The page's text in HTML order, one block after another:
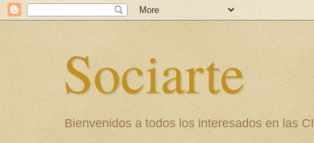
Sociarte
Bienvenidos a todos los interesados en las